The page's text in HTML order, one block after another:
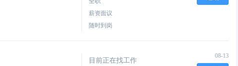
薪资面议
随时到岗
目前正在找工作
08-13